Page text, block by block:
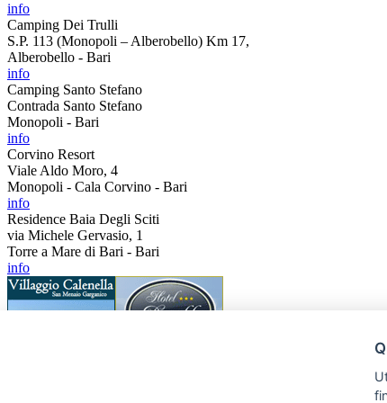
info
Camping Dei Trulli
S.P. 113 (Monopoli – Alberobello) Km 17,
Alberobello - Bari
info
Camping Santo Stefano
Contrada Santo Stefano
Monopoli - Bari
info
Corvino Resort
Viale Aldo Moro, 4
Monopoli - Cala Corvino - Bari
info
Residence Baia Degli Sciti
via Michele Gervasio, 1
Torre a Mare di Bari - Bari
info